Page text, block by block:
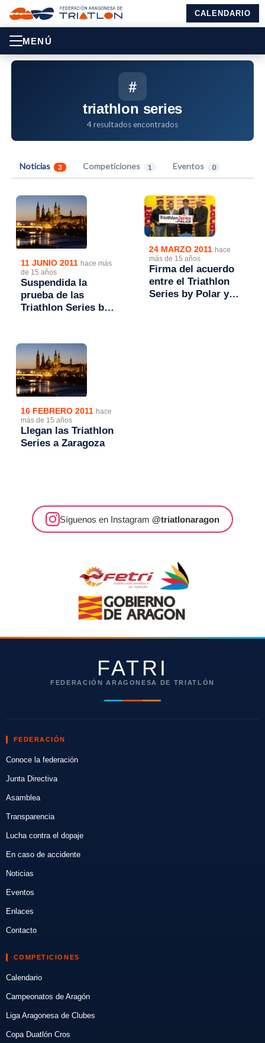
CALENDARIO
MENÚ
#
triathlon series
4 resultados encontrados
Noticias 3 Competiciones 1 Eventos 0
11 JUNIO 2011 hace más
de 15 años
Suspendida la
prueba de las
Triathlon Series by
24 MARZO 2011 hace
más de 15 años
Firma del acuerdo
entre el Triathlon
Series by Polar y
16 FEBRERO 2011 hace
más de 15 años
Llegan las Triathlon
Series a Zaragoza
Síguenos en Instagram @triatlonaragon
FATRI
FEDERACIÓN ARAGONESA DE TRIATLÓN
FEDERACIÓN
Conoce la federación
Junta Directiva
Asamblea
Transparencia
Lucha contra el dopaje
En caso de accidente
Noticias
Eventos
Enlaces
Contacto
COMPETICIONES
Calendario
Campeonatos de Aragón
Liga Aragonesa de Clubes
Copa Duatlón Cros